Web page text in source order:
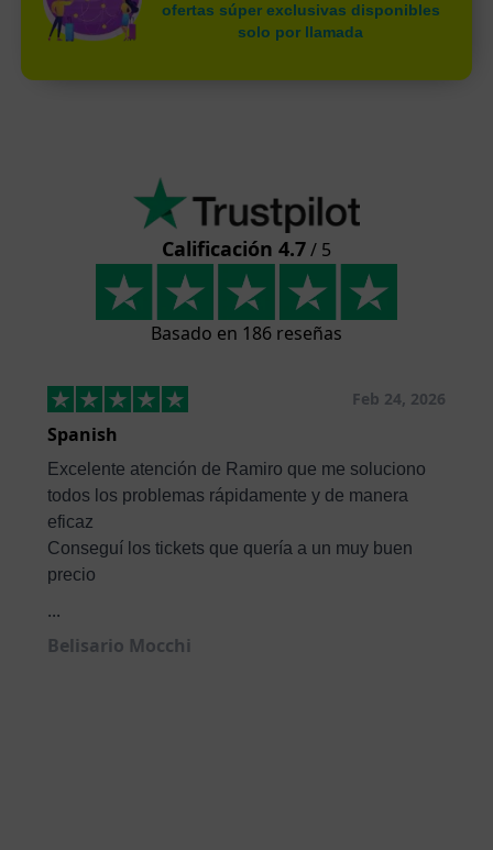
ofertas súper exclusivas disponibles
solo por llamada
Calificación 4.7/ 5
Basado en 186 reseñas
Feb 24, 2026
Spanish
Excelente atención de Ramiro que me soluciono
todos los problemas rápidamente y de manera
eficaz
Conseguí los tickets que quería a un muy buen
precio
...
Belisario Mocchi